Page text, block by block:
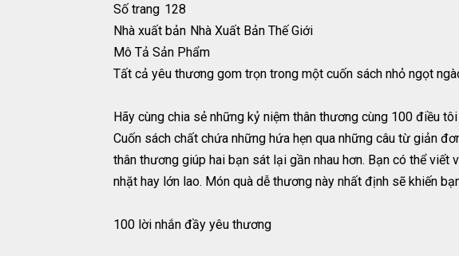
Số trang 128
Nhà xuất bản Nhà Xuất Bản Thế Giới
Mô Tả Sản Phẩm
Tất cả yêu thương gom trọn trong một cuốn sách nhỏ ngọt
Hãy cùng chia sẻ những kỷ niệm thân thương cùng 100 điều
Cuốn sách chất chứa những hứa hẹn qua những câu từ giản
thân thương giúp hai bạn sát lại gần nhau hơn. Bạn có thể
nhặt hay lớn lao. Món quà dễ thương này nhất định sẽ khiến
100 lời nhắn đầy yêu thương